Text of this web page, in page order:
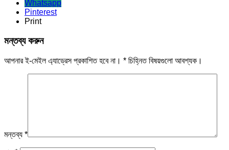
Whatsapp
Pinterest
Print
মন্তব্য করুন
আপনার ই-মেইল এ্যাড্রেস প্রকাশিত হবে না। * চিহ্নিত বিষয়গুলো আবশ্যক।
মন্তব্য *